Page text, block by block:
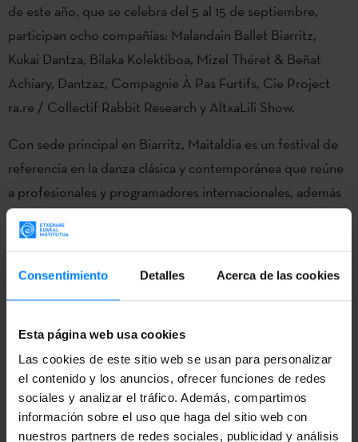
Consentimiento Detalles Acerca de las cookies
Esta página web usa cookies
Las cookies de este sitio web se usan para personalizar
el contenido y los anuncios, ofrecer funciones de redes
sociales y analizar el tráfico. Además, compartimos
información sobre el uso que haga del sitio web con
nuestros partners de redes sociales, publicidad y análisis
de este año, que se celebra del 5 al 15 de septiembre,
participan ocho compañías: Malandain Ballet Biarritz,
Kukai Dantza, Bilaka Kolektiboa, Mizel Théret & Beñat
Achiary, Dantzaz, Compagnie À Pas Furtifs, Cie Project
ra.re / Collectif Rabbit Research y AltxaLili Show.
Con sede principal en Biarritz, Maitaldia es un festival de
referencia en la danza clásica y contemporánea que reúne
a profesionales y programadores internacionales, además
de atraer a un público amplio. Para las compañías vascas,
representa una oportunidad privilegiada de dar a conocer